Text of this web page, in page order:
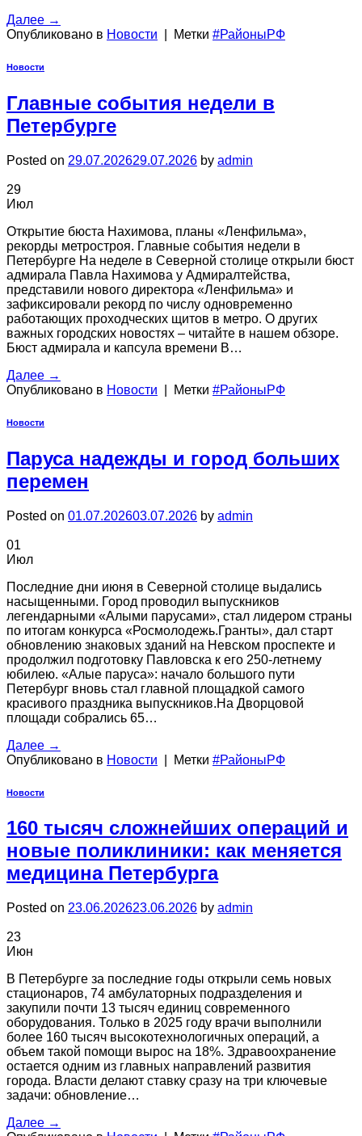
Далее →
Опубликовано в Новости Метки #РайоныРФ
Новости
Главные события недели в
Петербурге
Posted on 29.07.202629.07.2026 by admin
29
Июл
Открытие бюста Нахимова, планы «Ленфильма»,
рекорды метростроя. Главные события недели в
Петербурге На неделе в Северной столице открыли бюст
адмирала Павла Нахимова у Адмиралтейства,
представили нового директора «Ленфильма» и
зафиксировали рекорд по числу одновременно
работающих проходческих щитов в метро. О других
важных городских новостях – читайте в нашем обзоре.
Бюст адмирала и капсула времени В…
Далее →
Опубликовано в Новости Метки #РайоныРФ
Новости
Паруса надежды и город больших
перемен
Posted on 01.07.202603.07.2026 by admin
01
Июл
Последние дни июня в Северной столице выдались
насыщенными. Город проводил выпускников
легендарными «Алыми парусами», стал лидером страны
по итогам конкурса «Росмолодежь.Гранты», дал старт
обновлению знаковых зданий на Невском проспекте и
продолжил подготовку Павловска к его 250-летнему
юбилею. «Алые паруса»: начало большого пути
Петербург вновь стал главной площадкой самого
красивого праздника выпускников.На Дворцовой
площади собрались 65…
Далее →
Опубликовано в Новости Метки #РайоныРФ
Новости
160 тысяч сложнейших операций и
новые поликлиники: как меняется
медицина Петербурга
Posted on 23.06.202623.06.2026 by admin
23
Июн
В Петербурге за последние годы открыли семь новых
стационаров, 74 амбулаторных подразделения и
закупили почти 13 тысяч единиц современного
оборудования. Только в 2025 году врачи выполнили
более 160 тысяч высокотехнологичных операций, а
объем такой помощи вырос на 18%. Здравоохранение
остается одним из главных направлений развития
города. Власти делают ставку сразу на три ключевые
задачи: обновление…
Далее →